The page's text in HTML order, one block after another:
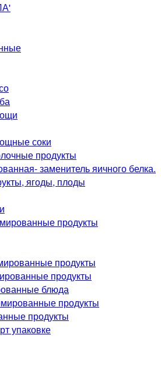
соки
продукты
заменитель яичного белка.
ягоды, плоды
продукты
продукты
продукты
блюда
продукты
продукты
упаковке